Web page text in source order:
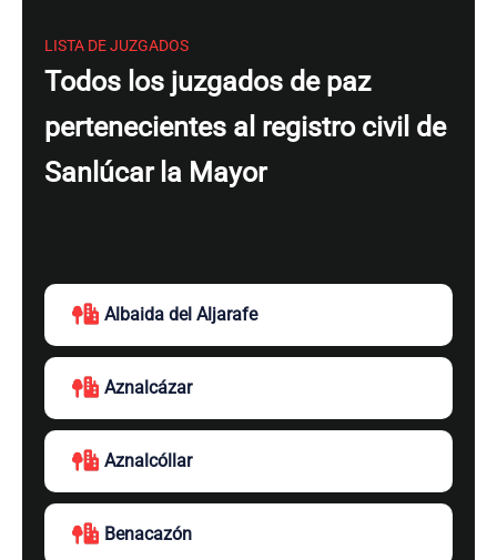
LISTA DE JUZGADOS
Todos los juzgados de paz
pertenecientes al registro civil de
Sanlúcar la Mayor
Albaida del Aljarafe
Aznalcázar
Aznalcóllar
Benacazón